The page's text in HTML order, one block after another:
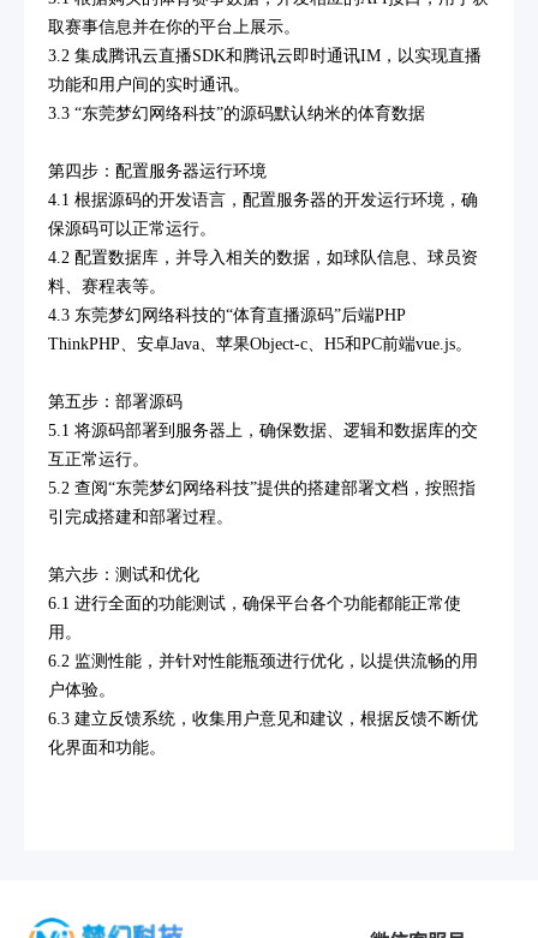
取赛事信息并在你的平台上展示。
3.2 集成腾讯云直播SDK和腾讯云即时通讯IM，以实现直播
功能和用户间的实时通讯。
3.3 “东莞梦幻网络科技”的源码默认纳米的体育数据
第四步：配置服务器运行环境
4.1 根据源码的开发语言，配置服务器的开发运行环境，确
保源码可以正常运行。
4.2 配置数据库，并导入相关的数据，如球队信息、球员资
料、赛程表等。
4.3 东莞梦幻网络科技的“体育直播源码”后端PHP
ThinkPHP、安卓Java、苹果Object-c、H5和PC前端vue.js。
第五步：部署源码
5.1 将源码部署到服务器上，确保数据、逻辑和数据库的交
互正常运行。
5.2 查阅“东莞梦幻网络科技”提供的搭建部署文档，按照指
引完成搭建和部署过程。
第六步：测试和优化
6.1 进行全面的功能测试，确保平台各个功能都能正常使
用。
6.2 监测性能，并针对性能瓶颈进行优化，以提供流畅的用
户体验。
6.3 建立反馈系统，收集用户意见和建议，根据反馈不断优
化界面和功能。